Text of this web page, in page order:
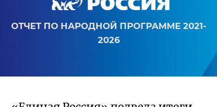
ОТЧЕТ ПО НАРОДНОЙ ПРОГРАММЕ 2021-
2026